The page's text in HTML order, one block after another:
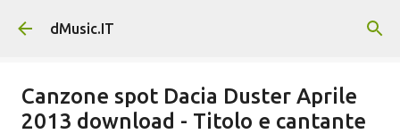
Passa ai contenuti principali
dMusic.IT
Canzone spot Dacia Duster Aprile
2013 download - Titolo e cantante